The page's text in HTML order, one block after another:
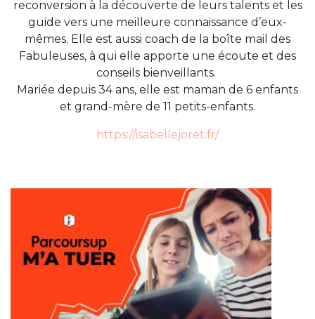
reconversion à la découverte de leurs talents et les
guide vers une meilleure connaissance d’eux-
mêmes. Elle est aussi coach de la boîte mail des
Fabuleuses, à qui elle apporte une écoute et des
conseils bienveillants.
Mariée depuis 34 ans, elle est maman de 6 enfants
et grand-mère de 11 petits-enfants.
https://isabellejoret.fr/